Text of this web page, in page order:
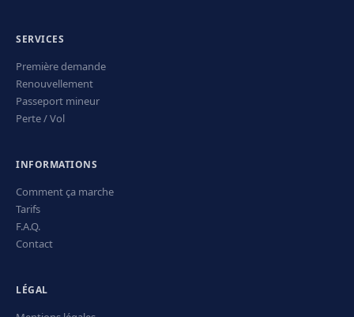
SERVICES
Première demande
Renouvellement
Passeport mineur
Perte / Vol
INFORMATIONS
Comment ça marche
Tarifs
F.A.Q.
Contact
LÉGAL